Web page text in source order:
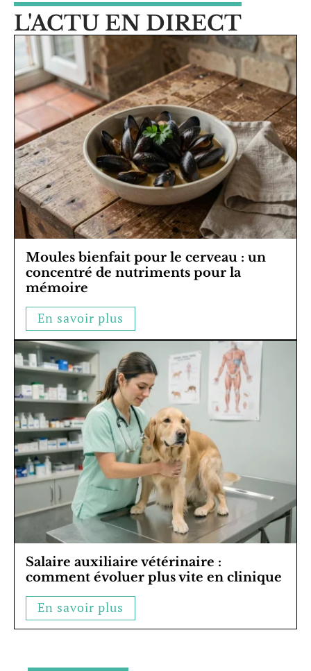
L'ACTU EN DIRECT
Moules bienfait pour le cerveau : un
concentré de nutriments pour la
mémoire
En savoir plus
Salaire auxiliaire vétérinaire :
comment évoluer plus vite en clinique
En savoir plus